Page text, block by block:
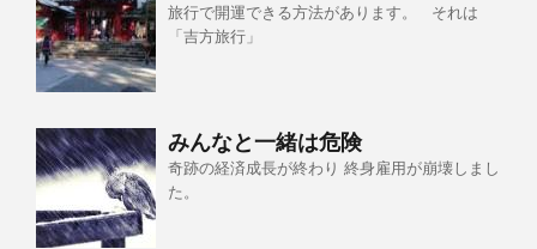
旅行で開運できる方法があります。 それは
「吉方旅行」
みんなと一緒は危険
奇跡の経済成長が終わり 終身雇用が崩壊しまし
た。